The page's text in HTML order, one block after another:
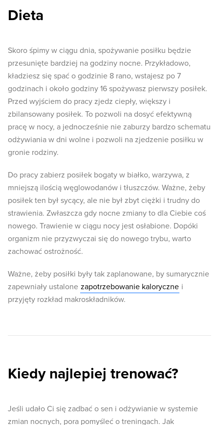
Dieta
Skoro śpimy w ciągu dnia, spożywanie posiłku będzie
przesunięte bardziej na godziny nocne. Przykładowo,
kładziesz się spać o godzinie 8 rano, wstajesz po 7
godzinach i około godziny 16 spożywasz pierwszy posiłek.
Przed wyjściem do pracy zjedz ciepły, większy i
zbilansowany posiłek. To pozwoli na dosyć efektywną
pracę w nocy, a jednocześnie nie zaburzy bardzo schematu
odżywiania w dni wolne i pozwoli na zjedzenie posiłku w
gronie rodziny.
Do pracy zabierz posiłek bogaty w białko, warzywa, z
mniejszą ilością węglowodanów i tłuszczów. Ważne, żeby
posiłek ten był sycący, ale nie był zbyt ciężki i trudny do
strawienia. Zwłaszcza gdy nocne zmiany to dla Ciebie coś
nowego. Trawienie w ciągu nocy jest osłabione. Dopóki
organizm nie przyzwyczai się do nowego trybu, warto
zachować ostrożność.
Ważne, żeby posiłki były tak zaplanowane, by sumarycznie
zapewniały ustalone zapotrzebowanie kaloryczne i
przyjęty rozkład makroskładników.
Kiedy najlepiej trenować?
Jeśli udało Ci się zadbać o sen i odżywianie w systemie
zmian nocnych, pora pomyśleć o treningach. Jak